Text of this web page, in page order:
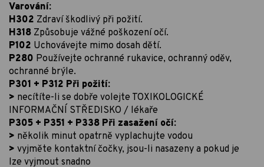
Varování:
H302 Zdraví škodlivý při požití.
H318 Způsobuje vážné poškození očí.
P102 Uchovávejte mimo dosah dětí.
P280 Používejte ochranné rukavice, ochranný oděv,
ochranné brýle.
P301 + P312 Při požití:
> necítíte-li se dobře volejte TOXIKOLOGICKÉ
INFORMAČNÍ STŘEDISKO / lékaře
P305 + P351 + P338 Při zasažení očí:
> několik minut opatrně vyplachujte vodou
> vyjměte kontaktní čočky, jsou-li nasazeny a pokud je
lze vyjmout snadno